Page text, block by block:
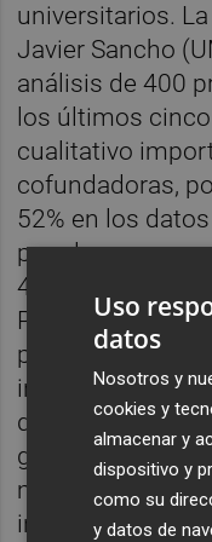
universitarios.
Javier Sancho
análisis de 400
los últimos
cualitativo
cofundadoras,
52% en los
por el parque,
40% en puestos
Pedro Carrasco
porcentaje de
instaladas en su
directivos baja al
grados se
mujeres como
iniciativas que
Uso
datos
Nosotros y
cookies y
almacenar y
dispositivo y
como su
y datos de